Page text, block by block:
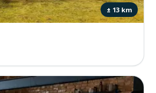
± 13 km